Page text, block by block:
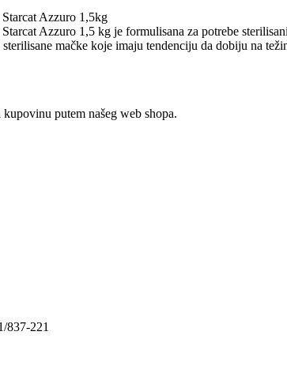
Azzuro 1,5kg
Azzuro 1,5 kg je formulisana za potrebe
mačke koje imaju tendenciju da dobiju na
putem našeg web shopa.
837-221